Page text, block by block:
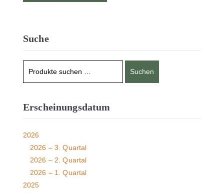
Suche
Suchen
Erscheinungsdatum
2026
2026 – 3. Quartal
2026 – 2. Quartal
2026 – 1. Quartal
2025